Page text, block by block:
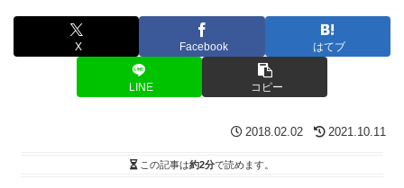
X Facebook はてブ
LINE コピー
2018.02.02 2021.10.11
この記事は約2分で読めます。